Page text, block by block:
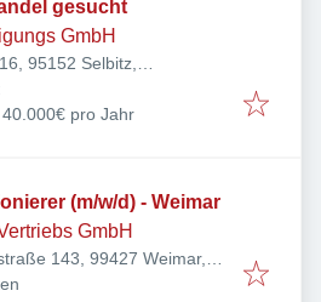
gesucht
GmbH
95152 Selbitz,
pro Jahr
(m/w/d) - Weimar
GmbH
143, 99427 Weimar,
: